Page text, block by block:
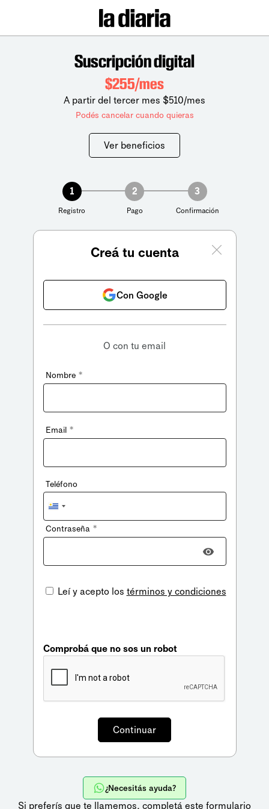
Suscripción digital
$255/mes
A partir del tercer mes $510/mes
Podés cancelar cuando quieras
Ver beneficios
1
Registro
2
Pago
3
Confirmación
Creá tu cuenta
Con Google
O con tu email
Nombre *
Email *
Teléfono
Uruguay
+598
Contraseña *
Leí y acepto los términos y condiciones
Comprobá que no sos un robot
¿Necesitás ayuda?
Si preferís que te llamemos, completá este formulario